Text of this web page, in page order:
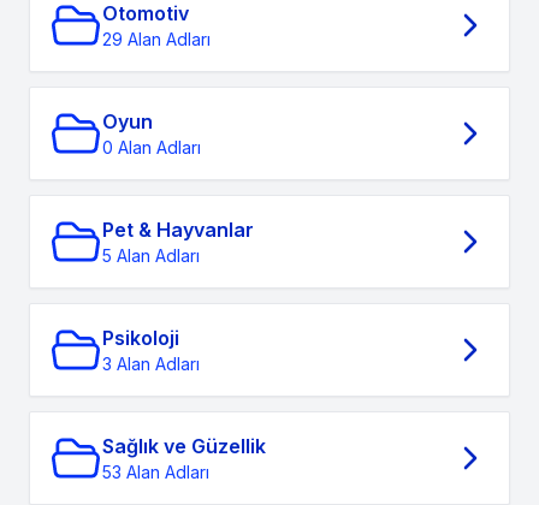
Otomotiv
29 Alan Adları
Oyun
0 Alan Adları
Pet & Hayvanlar
5 Alan Adları
Psikoloji
3 Alan Adları
Sağlık ve Güzellik
53 Alan Adları